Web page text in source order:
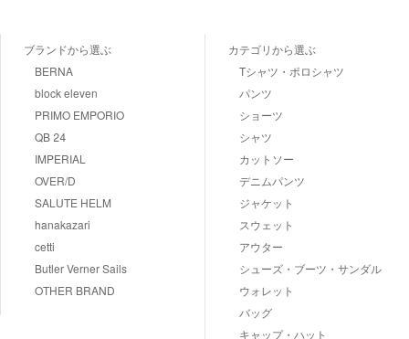
ブランドから選ぶ
BERNA
block eleven
PRIMO EMPORIO
QB 24
IMPERIAL
OVER/D
SALUTE HELM
hanakazari
cetti
Butler Verner Sails
OTHER BRAND
カテゴリから選ぶ
Tシャツ・ポロシャツ
パンツ
ショーツ
シャツ
カットソー
デニムパンツ
ジャケット
スウェット
アウター
シューズ・ブーツ・サンダル
ウォレット
バッグ
キャップ・ハット